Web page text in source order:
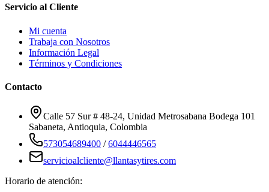
Servicio al Cliente
Mi cuenta
Trabaja con Nosotros
Información Legal
Términos y Condiciones
Contacto
Calle 57 Sur # 48-24, Unidad Metrosabana Bodega 101
Sabaneta, Antioquia, Colombia
573054689400 /6044446565
servicioalcliente@llantasytires.com
Horario de atención: